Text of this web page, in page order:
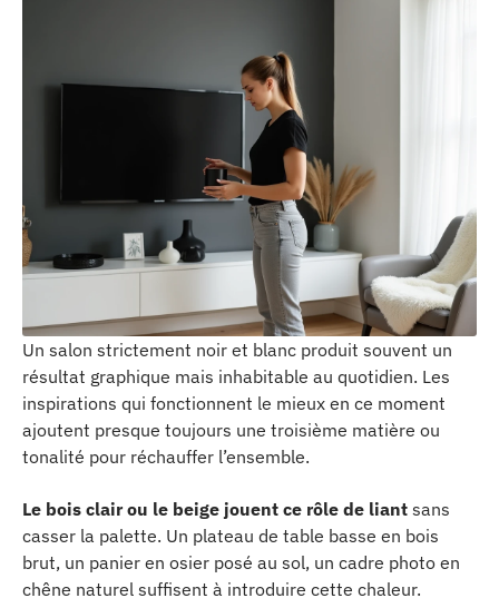
Un salon strictement noir et blanc produit souvent un
résultat graphique mais inhabitable au quotidien. Les
inspirations qui fonctionnent le mieux en ce moment
ajoutent presque toujours une troisième matière ou
tonalité pour réchauffer l’ensemble.
Le bois clair ou le beige jouent ce rôle de liant sans
casser la palette. Un plateau de table basse en bois
brut, un panier en osier posé au sol, un cadre photo en
chêne naturel suffisent à introduire cette chaleur.